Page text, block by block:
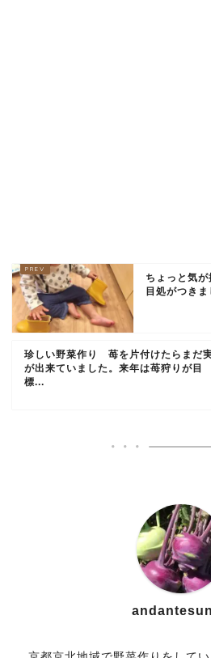
ちょっと気
目処がつきま
珍しい野菜作り 苺を片付けたらまだ
が出来ていました。来年は苺狩りが目
標...